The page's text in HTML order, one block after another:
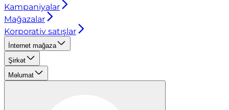
Kampaniyalar
Mağazalar
Korporativ satışlar
İnternet mağaza
Şirkət
Məlumat